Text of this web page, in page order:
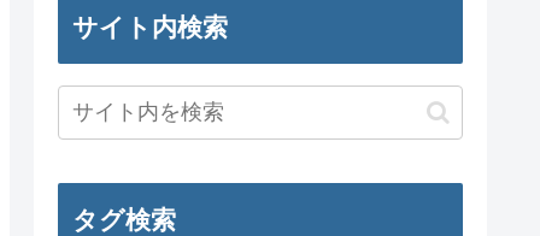
サイト内検索
タグ検索